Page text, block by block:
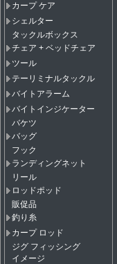
カープ ケア
シェルター
タックルボックス
チェア + ベッドチェア
ツール
テーリミナルタックル
バイトアラーム
バイトインジケーター
バケツ
バッグ
フック
ランディングネット
リール
ロッドポッド
販促品
釣り糸
カープ ロッド
ジグ フィッシング
イメージ